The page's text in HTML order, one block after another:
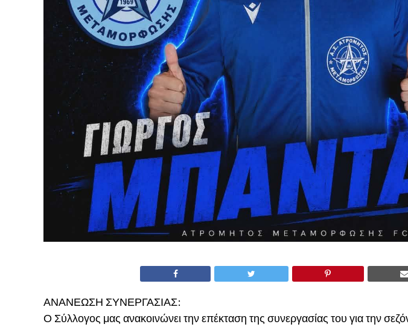
ΑΝΑΝΕΩΣΗ ΣΥΝΕΡΓΑΣΙΑΣ:
Ο Σύλλογος μας ανακοινώνει την επέκταση της συνεργασίας του για την